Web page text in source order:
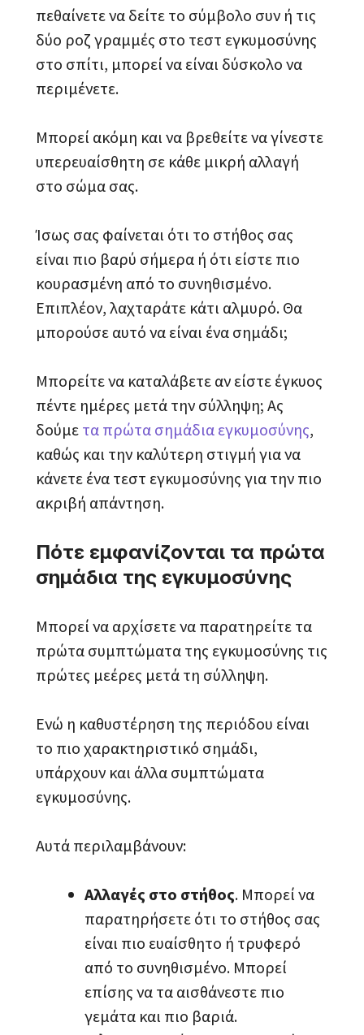
πεθαίνετε να δείτε το σύμβολο συν ή τις
δύο ροζ γραμμές στο τεστ εγκυμοσύνης
στο σπίτι, μπορεί να είναι δύσκολο να
περιμένετε.
Μπορεί ακόμη και να βρεθείτε να γίνεστε
υπερευαίσθητη σε κάθε μικρή αλλαγή
στο σώμα σας.
Ίσως σας φαίνεται ότι το στήθος σας
είναι πιο βαρύ σήμερα ή ότι είστε πιο
κουρασμένη από το συνηθισμένο.
Επιπλέον, λαχταράτε κάτι αλμυρό. Θα
μπορούσε αυτό να είναι ένα σημάδι;
Μπορείτε να καταλάβετε αν είστε έγκυος
πέντε ημέρες μετά την σύλληψη; Ας
δούμε τα πρώτα σημάδια εγκυμοσύνης,
καθώς και την καλύτερη στιγμή για να
κάνετε ένα τεστ εγκυμοσύνης για την πιο
ακριβή απάντηση.
Πότε εμφανίζονται τα πρώτα
σημάδια της εγκυμοσύνης
Μπορεί να αρχίσετε να παρατηρείτε τα
πρώτα συμπτώματα της εγκυμοσύνης τις
πρώτες μεέρες μετά τη σύλληψη.
Ενώ η καθυστέρηση της περιόδου είναι
το πιο χαρακτηριστικό σημάδι,
υπάρχουν και άλλα συμπτώματα
εγκυμοσύνης.
Αυτά περιλαμβάνουν:
Αλλαγές στο στήθος. Μπορεί να
παρατηρήσετε ότι το στήθος σας
είναι πιο ευαίσθητο ή τρυφερό
από το συνηθισμένο. Μπορεί
επίσης να τα αισθάνεστε πιο
γεμάτα και πιο βαριά.